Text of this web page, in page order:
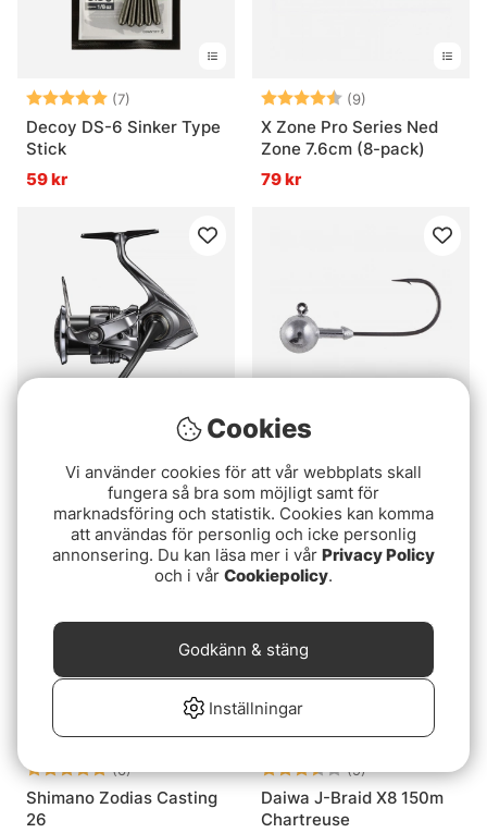
Betyg: (7)
5.0 utav 5 stjärnor
Decoy DS-6 Sinker Type
Stick
59 kr
Betyg: (9)
X Zone Pro Series Ned
Zone 7.6cm (8-pack)
79 kr
4.6 utav 5 stjärnor
Shimano Twin Power FE
fr. 4599 kr
Betyg:
Owner Ultra Jig Head
fr. 69 kr
Betyg: (6)5.0 utav 5 stjärnor
Shimano Zodias Casting
26
Betyg: (9)3.9 utav 5
Daiwa J-Braid X8 150m
Chartreuse
Cookies
Vi använder cookies för att vår webbplats skall
fungera så bra som möjligt samt för
marknadsföring och statistik. Cookies kan komma
att användas för personlig och icke personlig
annonsering. Du kan läsa mer i vår Privacy Policy
och i vår Cookiepolicy.
Inställningar
Godkänn & stäng